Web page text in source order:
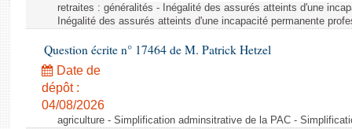
Baromètre de l’application des lois
Dossiers législatifs
Budget et sécurité sociale
Questions écrites et orales
Comptes rendus des débats
retraites : généralités - Inégalité des assurés atteints d'une
Inégalité des assurés atteints d'une incapacité permanente
Question écrite n° 17464 de M. Patrick Hetzel
Date de
dépôt :
04/08/2026
agriculture - Simplification adminsitrative de la PAC -